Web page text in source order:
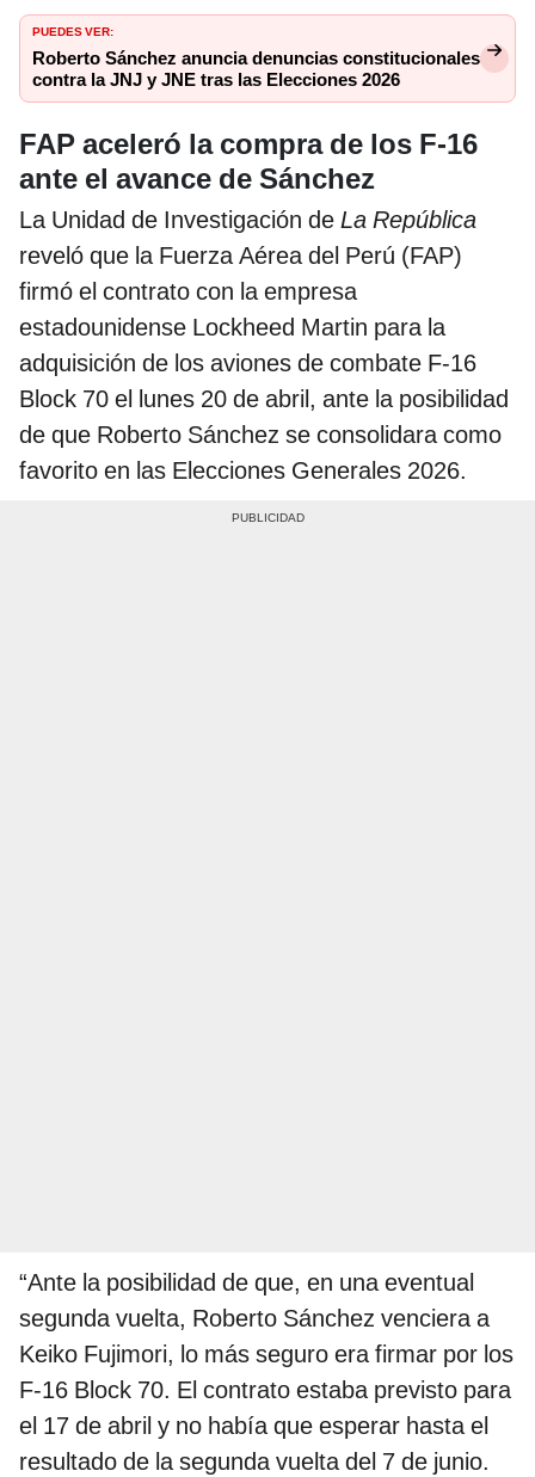
PUEDES VER:
Roberto Sánchez anuncia denuncias constitucionales
contra la JNJ y JNE tras las Elecciones 2026
FAP aceleró la compra de los F-16
ante el avance de Sánchez
La Unidad de Investigación de La República
reveló que la Fuerza Aérea del Perú (FAP)
firmó el contrato con la empresa
estadounidense Lockheed Martin para la
adquisición de los aviones de combate F-16
Block 70 el lunes 20 de abril, ante la posibilidad
de que Roberto Sánchez se consolidara como
favorito en las Elecciones Generales 2026.
“Ante la posibilidad de que, en una eventual
segunda vuelta, Roberto Sánchez venciera a
Keiko Fujimori, lo más seguro era firmar por los
F-16 Block 70. El contrato estaba previsto para
el 17 de abril y no había que esperar hasta el
resultado de la segunda vuelta del 7 de junio.